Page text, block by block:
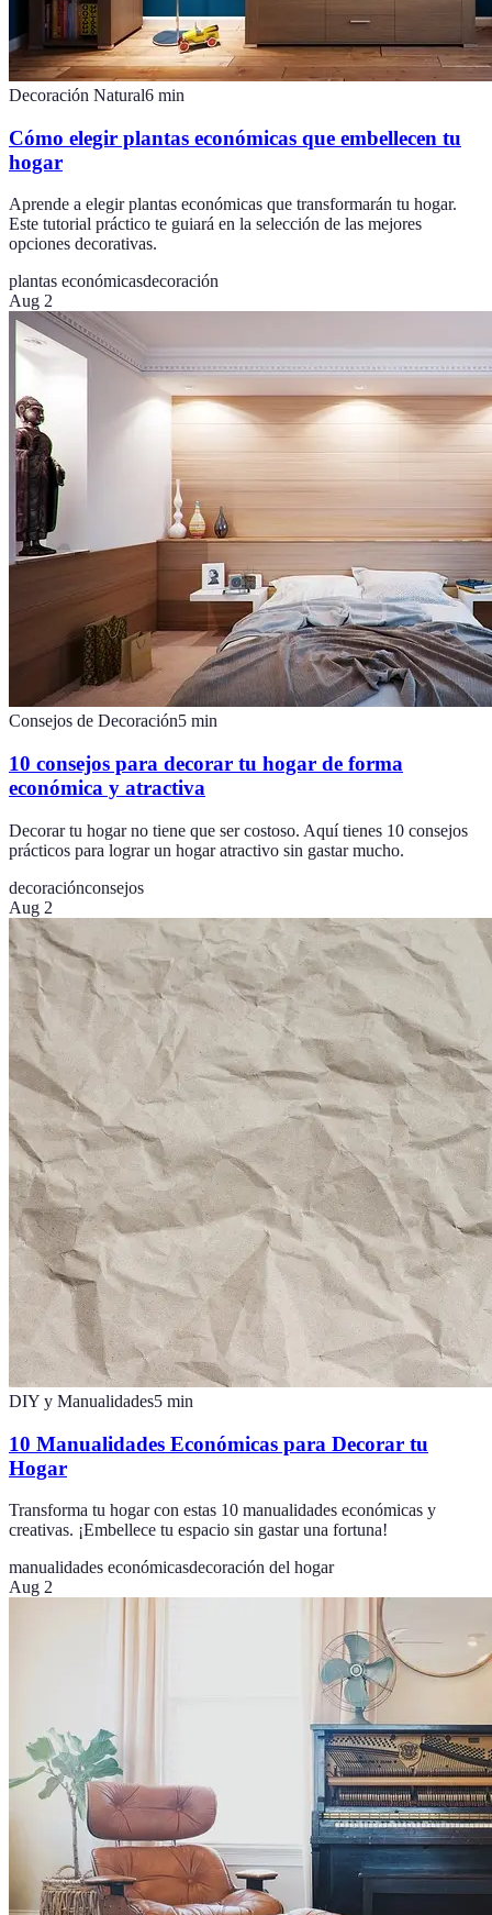
Decoración Natural6 min
Cómo elegir plantas económicas que embellecen tu
hogar
Aprende a elegir plantas económicas que transformarán tu hogar.
Este tutorial práctico te guiará en la selección de las mejores
opciones decorativas.
plantas económicasdecoración
Aug 2
Consejos de Decoración5 min
10 consejos para decorar tu hogar de forma
económica y atractiva
Decorar tu hogar no tiene que ser costoso. Aquí tienes 10 consejos
prácticos para lograr un hogar atractivo sin gastar mucho.
decoraciónconsejos
Aug 2
DIY y Manualidades5 min
10 Manualidades Económicas para Decorar tu
Hogar
Transforma tu hogar con estas 10 manualidades económicas y
creativas. ¡Embellece tu espacio sin gastar una fortuna!
manualidades económicasdecoración del hogar
Aug 2